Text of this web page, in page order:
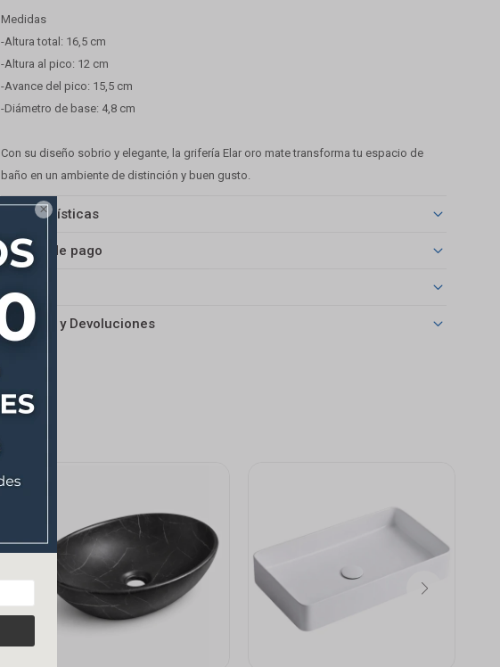

Medidas
-Altura total: 16,5 cm
-Altura al pico: 12 cm
-Avance del pico: 15,5 cm
-Diámetro de base: 4,8 cm
Con su diseño sobrio y elegante, la grifería Elar oro mate transforma tu espacio de
baño en un ambiente de distinción y buen gusto.
Características
Medios de pago
Cambios y Devoluciones